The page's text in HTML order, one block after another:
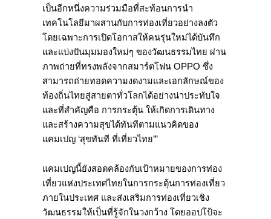
เป็นอีกหนึ่งความร่วมมือที่สะท้อนการนำ
เทคโนโลยีมาผสานกับการท่องเที่ยวอย่างลงตัว
โดยเฉพาะการเปิดโอกาสให้คนรุ่นใหม่ได้บันทึก
และแบ่งปันมุมมองใหม่ๆ ของวัฒนธรรมไทย ผ่าน
ภาพถ่ายที่ทรงพลังจากสมาร์ตโฟน OPPO ซึ่ง
สามารถถ่ายทอดความงดงามและเอกลักษณ์ของ
ท้องถิ่นไทยสู่สายตาทั่วโลกได้อย่างน่าประทับใจ
และที่สำคัญคือ การกระตุ้น ให้เกิดการเดินทาง
และสร้างความสุขได้ทันทีตามแนวคิดของ
แคมเปญ ‘สุขทันที ที่เที่ยวไทย’”
แคมเปญนี้ยังสอดคล้องกับเป้าหมายของการท่อง
เที่ยวแห่งประเทศไทยในการกระตุ้นการท่องเที่ยว
ภายในประเทศ และส่งเสริมการท่องเที่ยวเชิง
วัฒนธรรมให้เป็นที่รู้จักในวงกว้าง โดยออปโป้จะ